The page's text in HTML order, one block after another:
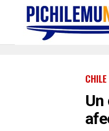
CHILE